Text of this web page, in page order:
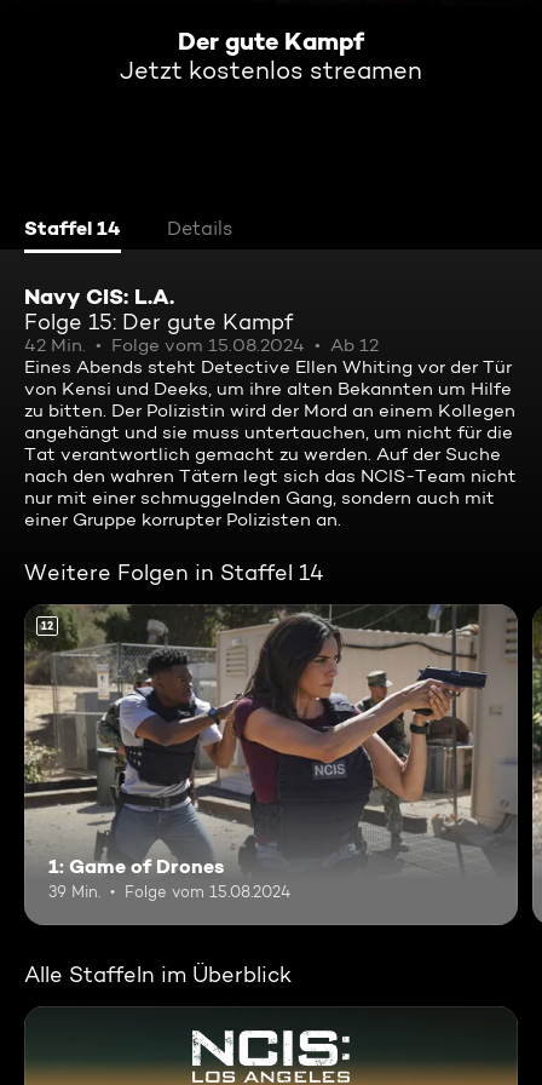
Der gute Kampf
Jetzt kostenlos streamen
Staffel 14 Details
Navy CIS: L.A.
Folge 15: Der gute Kampf
42 Min. Folge vom 15.08.2024
Ab 12
Eines Abends steht Detective Ellen Whiting vor der Tür
von Kensi und Deeks, um ihre alten Bekannten um Hilfe
zu bitten. Der Polizistin wird der Mord an einem Kollegen
angehängt und sie muss untertauchen, um nicht für die
Tat verantwortlich gemacht zu werden. Auf der Suche
nach den wahren Tätern legt sich das NCIS-Team nicht
nur mit einer schmuggelnden Gang, sondern auch mit
einer Gruppe korrupter Polizisten an.
Weitere Folgen in Staffel 14
12
1: Game of Drones
39 Min. Folge vom 15.08.2024
Alle Staffeln im Überblick